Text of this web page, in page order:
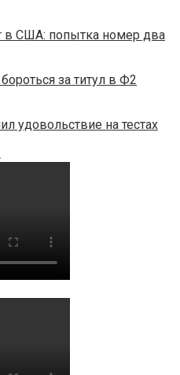
в США: попытка номер два
за титул в Ф2
удовольствие на тестах